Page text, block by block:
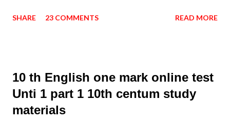
SHARE 23 COMMENTS READ MORE
10 th English one mark online test
Unti 1 part 1 10th centum study
materials